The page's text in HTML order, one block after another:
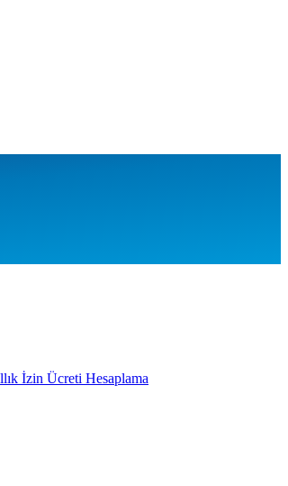
İzin Ücreti Hesaplama